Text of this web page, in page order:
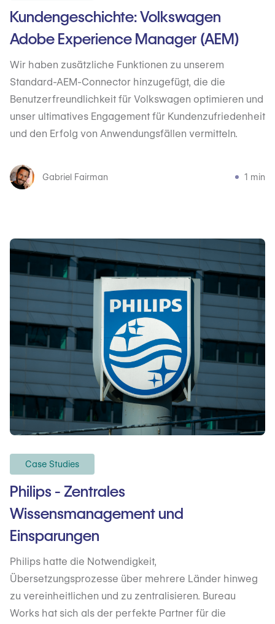
Kundengeschichte: Volkswagen
Adobe Experience Manager (AEM)
Wir haben zusätzliche Funktionen zu unserem
Standard-AEM-Connector hinzugefügt, die die
Benutzerfreundlichkeit für Volkswagen optimieren und
unser ultimatives Engagement für Kundenzufriedenheit
und den Erfolg von Anwendungsfällen vermitteln.
Gabriel Fairman 1 min
Case Studies
Philips - Zentrales
Wissensmanagement und
Einsparungen
Philips hatte die Notwendigkeit,
Übersetzungsprozesse über mehrere Länder hinweg
zu vereinheitlichen und zu zentralisieren. Bureau
Works hat sich als der perfekte Partner für die